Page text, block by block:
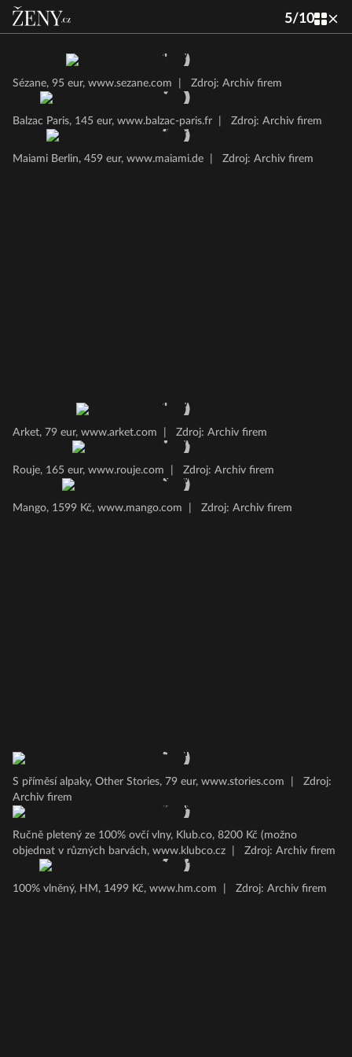
5/10
Sézane, 95 eur, www.sezane.com Zdroj: Archiv firem
Balzac Paris, 145 eur, www.balzac-paris.fr Zdroj: Archiv firem
Maiami Berlin, 459 eur, www.maiami.de Zdroj: Archiv firem
Arket, 79 eur, www.arket.com Zdroj: Archiv firem
Rouje, 165 eur, www.rouje.com Zdroj: Archiv firem
Mango, 1599 Kč, www.mango.com Zdroj: Archiv firem
S příměsí alpaky, Other Stories, 79 eur, www.stories.com
Zdroj:
Archiv firem
Ručně pletený ze 100% ovčí vlny, Klub.co, 8200 Kč (možno
objednat v různých barvách, www.klubco.cz
Zdroj: Archiv firem
100% vlněný, HM, 1499 Kč, www.hm.com Zdroj: Archiv firem